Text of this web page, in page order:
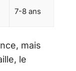
7-8 ans
mais
le